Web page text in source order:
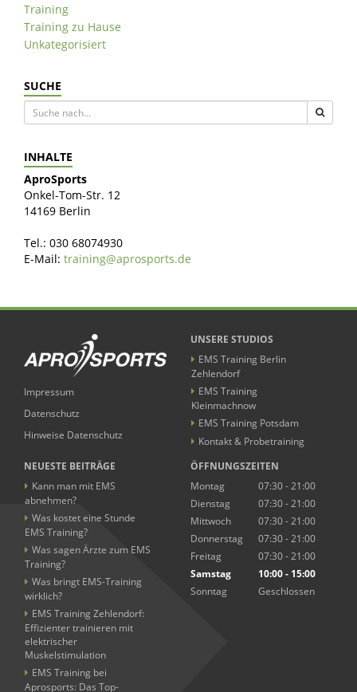
Training
Training zu Hause
Unkategorisiert
SUCHE
INHALTE
AproSports
Onkel-Tom-Str. 12
14169 Berlin
Tel.: 030 68074930
E-Mail: training@aprosports.de
Impressum
Datenschutz
Hinweise Datenschutz
UNSERE STUDIOS
EMS Training Berlin
Zehlendorf
EMS Training
Kleinmachnow
EMS Training Potsdam
Kontakt & Probetraining
NEUESTE BEITRÄGE
Kann man mit EMS
abnehmen?
Was kostet eine Stunde
EMS Training?
Was sagen Ärzte zum EMS
Training?
Was bringt EMS-Training
wirklich?
EMS Training Zehlendorf:
Effizienter trainieren mit
elektrischer
Muskelstimulation
EMS Training bei
Aprosports: Das Top-
ÖFFNUNGSZEITEN
Montag
07:30 - 21:00
Dienstag
07:30 - 21:00
Mittwoch
07:30 - 21:00
Donnerstag
07:30 - 21:00
Freitag
07:30 - 21:00
Samstag
10:00 - 15:00
Sonntag
Geschlossen